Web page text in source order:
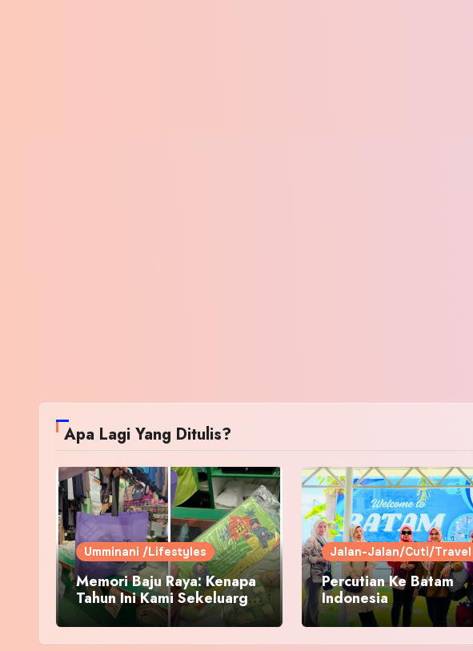
Apa Lagi Yang Ditulis?
Umminani /Lifestyles
Memori Baju Raya: Kenapa
Tahun Ini Kami Sekeluarga
Kembali ke Pusat Pakaian
Hari-Hari?
Jalan-Jalan/Cuti/Travel
Percutian Ke Batam
Indonesia